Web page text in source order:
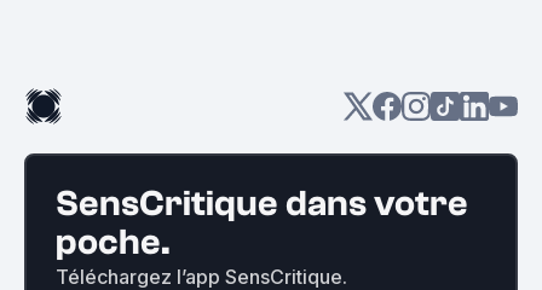
SensCritique dans votre
poche.
Téléchargez l’app SensCritique.